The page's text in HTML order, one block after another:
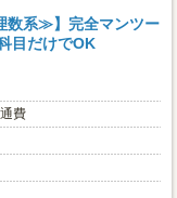
数系≫】完全マンツー
目だけでOK
費